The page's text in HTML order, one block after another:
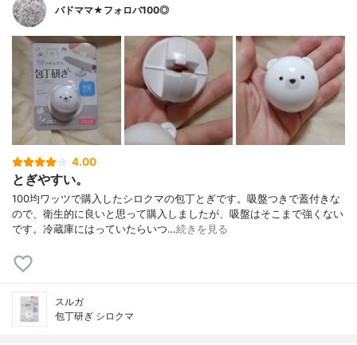
バドママ★フォロバ100◎
4.00
とぎやすい。
100均ワッツで購入したシロクマの包丁とぎです。吸盤つきで蓋付きな
ので、衛生的に良いと思って購入しましたが、吸盤はそこまで強くない
です。冷蔵庫にはっていたらいつ…続きを見る
スルガ
包丁研ぎ シロクマ